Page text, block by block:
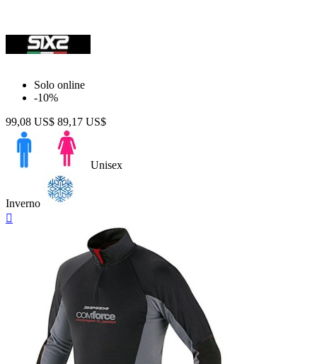
Solo online
-10%
99,08 US$ 89,17 US$
Unisex
Inverno
